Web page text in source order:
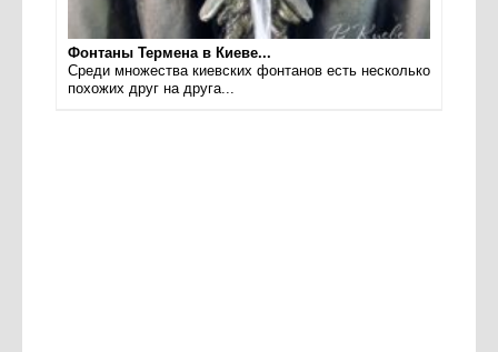
Фонтаны Термена в Киеве...
Среди множества киевских фонтанов есть несколько
похожих друг на друга...